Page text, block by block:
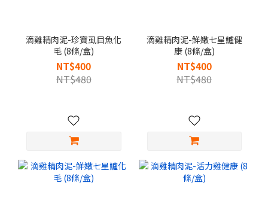
滴雞精肉泥-珍寶虱目魚化
毛 (8條/盒)
NT$400
NT$480
滴雞精肉泥-鮮嫩七星鱸健
康 (8條/盒)
NT$400
NT$480